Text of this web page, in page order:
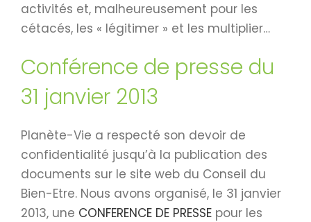
activités et, malheureusement pour les
cétacés, les « légitimer » et les multiplier…
Conférence de presse du
31 janvier 2013
Planète-Vie a respecté son devoir de
confidentialité jusqu’à la publication des
documents sur le site web du Conseil du
Bien-Etre. Nous avons organisé, le 31 janvier
2013, une CONFERENCE DE PRESSE pour les